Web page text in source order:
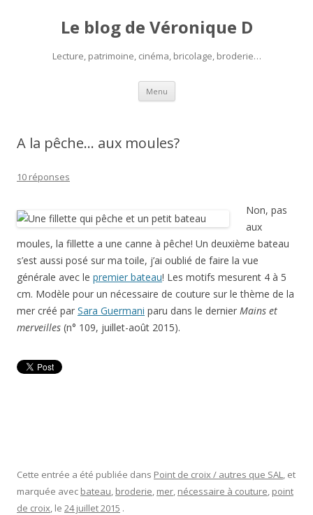
Le blog de Véronique D
Lecture, patrimoine, cinéma, bricolage, broderie…
Menu Aller
contenu
A la pêche… aux moules?
10 réponses
Non, pas
aux
moules, la fillette a une canne à pêche! Un deuxième bateau
s’est aussi posé sur ma toile, j’ai oublié de faire la vue
générale avec le premier bateau! Les motifs mesurent 4 à 5
cm. Modèle pour un nécessaire de couture sur le thème de la
mer créé par Sara Guermani paru dans le dernier Mains et
merveilles (n° 109, juillet-août 2015).
Cette entrée a été publiée dans Point de croix / autres que SAL, et
marquée avec bateau, broderie, mer, nécessaire à couture, point
de croix, le 24 juillet 2015 .